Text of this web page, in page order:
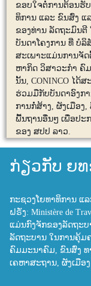
ຂອບໃຈຕໍ່ການຕ້ອນຮັ
ທິການ ແລະ ຂົນສົ່ງ ແ
ຂອງທ່ານ ລັດຖະມົນຕີ
ບັນດາໂຄງການ ທີ່ ບໍລິ
ສະເພາະແມ່ນການຈັ
ຫາກິດ ວິສາວະກໍາ ຄົ
ນັ້ນ, CONINCO ໄ
ຮ່ວມມືກັບບັນດາອົງກ
ການກໍ່ສ້າງ, ຜັງເມືອງ
ພື້ນຖານອື່ນໆ ເພື່ອປະ
ຂອງ ສປປ ລາວ.
ກ່ຽວກັບ ຍ
ກະຊວງໂຍທາທິການ ແ
ຝຣັ່ງ: Ministère de
ແມ່ນກົງຈັກຂອງລັດຖະບ
ລັດຖະບານ ໃນການຄຸ້
ຄົມມະນາຄົມ, ຂົນສົ່ງ ທ
ເຄຫາສະຖານ, ຜັງເມືອ